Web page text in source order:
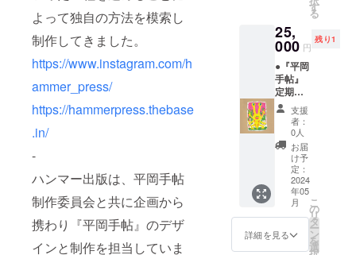
よって独自の方法を模索し
制作してきました。
https://www.instagram.com/h
ammer_press/
https://hammerpress.thebase
.in/
-
ハンマー出版は、平岡手帖
制作委員会と共に企画から
携わり『平岡手帖』のデザ
インと制作を担当していま
は分か
らな
い。読
んでい
る間、
ずっと
非現実
的な夢
を見て
いるよ
うな気
持ちに
なっ
た。
淡々と
してい
るのに
何か変
（実際
は少し
違う日
でもい
い）の
パ
フォー
マンス
アー
ティス
トのお
祭りイ
ベント
の日で
した。
ジェク
トの規
て、実
際展示
に来る
と、一
瞬で写
真だけ
撮って
オーロ
ラより
早く
帰った
りする
のです
が、平
岡さん
なか帰
りませ
のも最
寄駅ま
での道
すがら
おじい
さんに
話しか
けられ
た。そ
のおじ
いさん
は散歩
に出て
歩き続
けた結
まで来
てしま
の中か
らひと
つを選
んで書
く。つ
ぎにま
た一つ
選んで
書く。
文字に
なった
言葉と
言葉が
繋がっ
てい
く。で
も繋
特別割
ケット
ーーー
ーー 和
田昌宏
ーー 応
援コメ
ント：
2019年
のある
日、国
立奥多
摩美術
館で開
催され
ていた
「10月
のオー
す
る
25,
000 円
残り1
●『平岡
手帖』
定期購
読_12ヶ
月 ＋ ●
作家作
品ポス
トカー
ドサイ
ズ ＋ ●
この作
品の額
装「額
縁工房
片隅」
支援
者：
0人
お届
け予
定：
2024
年05
月
詳細を見る
こ
の
リ
タ
ー
ン
を
選